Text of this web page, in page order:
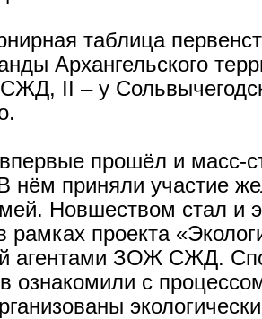
таблица
Архангельского
II – у
прошёл и масс-
приняли участие
Новшеством стал и
рамках проекта
агентами ЗОЖ СЖД.
ознакомили с